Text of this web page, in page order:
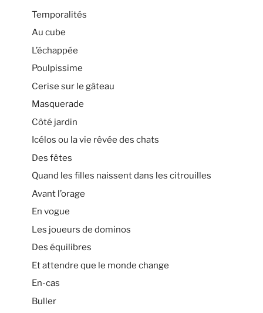
Temporalités
Au cube
L’échappée
Poulpissime
Cerise sur le gâteau
Masquerade
Côté jardin
Icélos ou la vie rêvée des chats
Des fêtes
Quand les filles naissent dans les citrouilles
Avant l’orage
En vogue
Les joueurs de dominos
Des équilibres
Et attendre que le monde change
En-cas
Buller